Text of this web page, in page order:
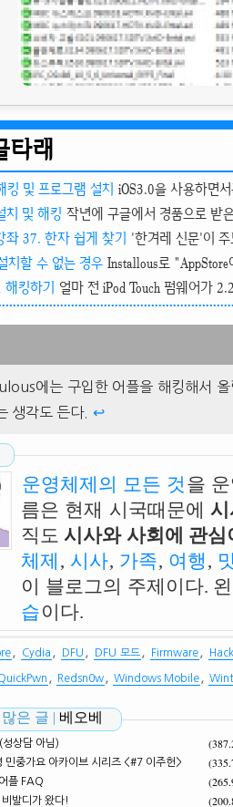
타래
킹 및 프로그램 설치 iOS3.0을 사용하면
치 및 해킹 작년에 구글에서 경품으로 받
좌 37. 한자 쉽게 찾기 '한겨레 신문'이
치할 수 없는 경우 Installous로
해킹하기 얼마 전 iPod Touch 펌웨어가
에는 구입한 어플을 해킹해서
생각도 든다. ↩
운영체제의 모든 것 을
름은 현재 시국때문에
직도 시사와 사회에 관
체제 , 시사, 가족, 여행 ,
이 블로그의 주제이다.
습이다.
Cydia DFU DFU 모드 Firmware
Redsn0w Windows Mobile
은 글 | 베오베
상담 아님)
민중가요 아카이브 시리즈 <#7 이주헌>
플 FAQ
발디가 왔다!